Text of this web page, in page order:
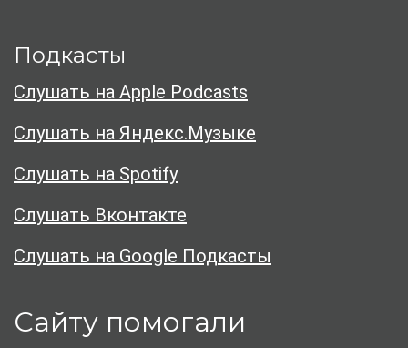
Подкасты
Слушать на Apple Podcasts
Слушать на Яндекс.Музыке
Слушать на Spotify
Слушать Вконтакте
Слушать на Google Подкасты
Сайту помогали